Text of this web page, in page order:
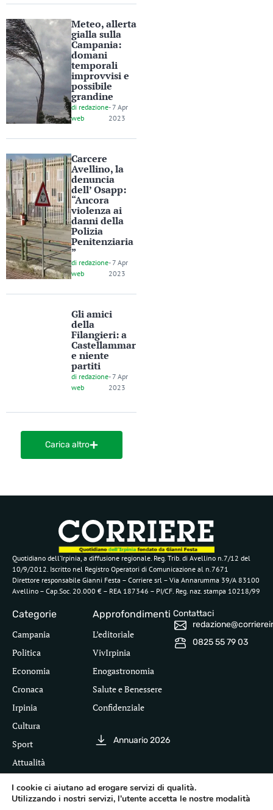
Meteo, allerta
gialla sulla
Campania:
domani
temporali
improvvisi e
possibile
grandine
di redazione
web
-7 Apr
2023
Carcere
Avellino, la
denuncia
dell’ Osapp:
“Ancora
violenza ai
danni della
Polizia
Penitenziaria
”
di redazione
web
-7 Apr
2023
Gli amici
della
Filangieri: a
Castellammar
e niente
partiti
di redazione
web
-7 Apr
2023
Carica altro
Quotidiano dell’Irpinia, a diffusione regionale. Reg. Trib. di Avellino n.7/12 del
10/9/2012. Iscritto nel Registro Operatori di Comunicazione al n.7671
Direttore responsabile Gianni Festa – Corriere srl – Via Annarumma 39/A 83100
Avellino – Cap.Soc. 20.000 € – REA 187346 – PI/CF. Reg. naz. stampa 10218/99
Categorie
Campania
Politica
Economia
Cronaca
Irpinia
Cultura
Sport
Attualità
Approfondimenti
L’editoriale
VivIrpinia
Enogastronomia
Salute e Benessere
Confidenziale
Annuario 2026
Contattaci
0825 55 79 03
I cookie ci aiutano ad erogare servizi di qualità.
Utilizzando i nostri servizi, l'utente accetta le nostre modalità